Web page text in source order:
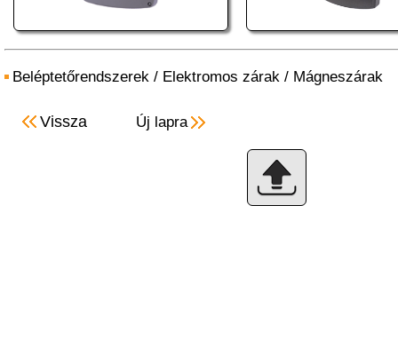
Beléptetőrendszerek / Elektromos zárak / Mágneszárak
Vissza Új lapra